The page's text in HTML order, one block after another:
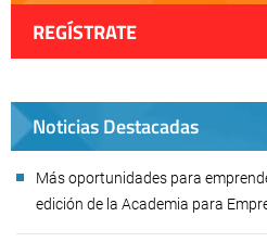
REGÍSTRATE
Noticias Destacadas
Más oportunidades para
edición de la Academia para